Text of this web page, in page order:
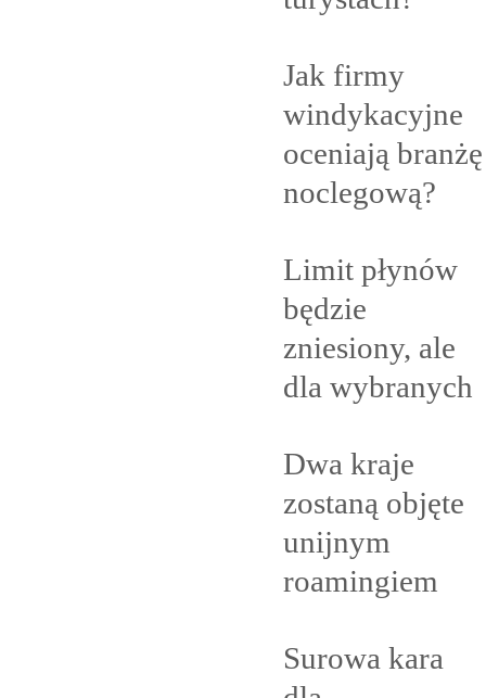
Jak firmy
windykacyjne
oceniają branżę
noclegową?
Limit płynów
będzie
zniesiony, ale
dla wybranych
Dwa kraje
zostaną objęte
unijnym
roamingiem
Surowa kara